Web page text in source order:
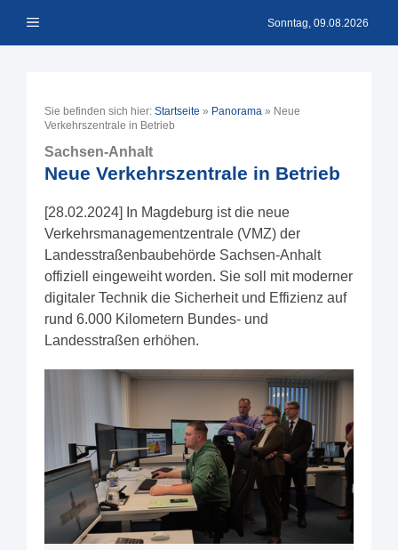
Inhalt Menü Sonntag, 09.08.2026
Sie befinden sich hier: Startseite » Panorama » Neue
Verkehrszentrale in Betrieb
Sachsen-Anhalt
Neue Verkehrszentrale in Betrieb
[28.02.2024] In Magdeburg ist die neue
Verkehrsmanagementzentrale (VMZ) der
Landesstraßenbaubehörde Sachsen-Anhalt
offiziell eingeweiht worden. Sie soll mit moderner
digitaler Technik die Sicherheit und Effizienz auf
rund 6.000 Kilometern Bundes- und
Landesstraßen erhöhen.